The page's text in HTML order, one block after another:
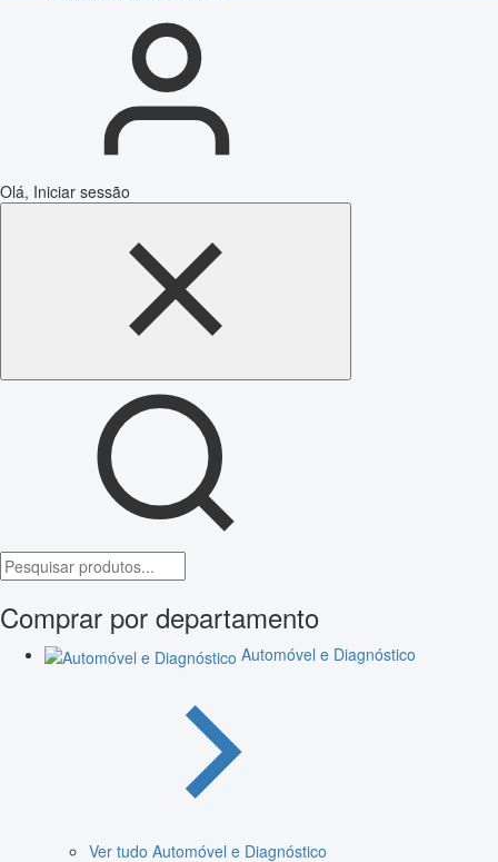
Olá, Iniciar sessão
Comprar por departamento
Automóvel e Diagnóstico
Ver tudo Automóvel e Diagnóstico